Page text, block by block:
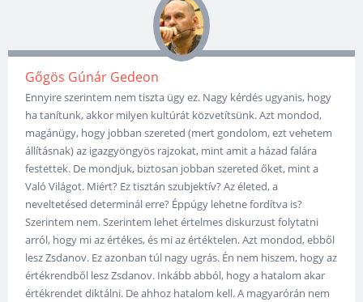
Gőgös Gúnár Gedeon
Ennyire szerintem nem tiszta ügy ez. Nagy kérdés ugyanis, hogy
ha tanítunk, akkor milyen kultúrát közvetítsünk. Azt mondod,
magánügy, hogy jobban szereted (mert gondolom, ezt vehetem
állításnak) az igazgyöngyös rajzokat, mint amit a házad falára
festettek. De mondjuk, biztosan jobban szereted őket, mint a
Való Világot. Miért? Ez tisztán szubjektív? Az életed, a
neveltetésed determinál erre? Éppúgy lehetne fordítva is?
Szerintem nem. Szerintem lehet értelmes diskurzust folytatni
arról, hogy mi az értékes, és mi az értéktelen. Azt mondod, ebből
lesz Zsdanov. Ez azonban túl nagy ugrás. Én nem hiszem, hogy az
értékrendből lesz Zsdanov. Inkább abból, hogy a hatalom akar
értékrendet diktálni. De ahhoz hatalom kell. A magyarórán nem